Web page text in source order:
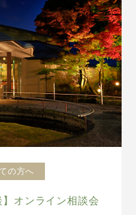
の方へ
】オンライン相談会